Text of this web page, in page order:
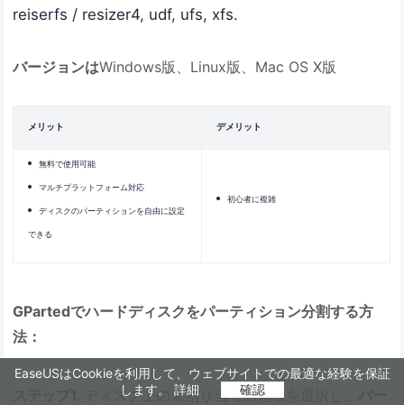
EaseUSはCookieを利用して、ウェブサイトでの最適な経験を保証
します。 詳細 確認
reiserfs / resizer4, udf, ufs, xfs.
バージョンはWindows版、Linux版、Mac OS X版
メリット デメリット
無料で使用可能
マルチプラットフォーム対応
ディスクのパーティションを自由に設定
できる
初心者に複雑
GPartedでハードディスクをパーティション分割する方
法：
ディスク上の未割り当ての領域を選択し、